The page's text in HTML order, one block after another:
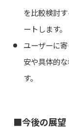
を比較検討
ートします。
ユーザーに
安や具体的
す。
■今後の展望